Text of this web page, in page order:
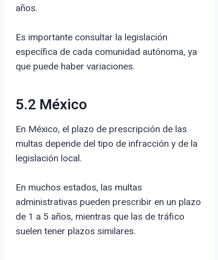
años.
Es importante consultar la legislación
específica de cada comunidad autónoma, ya
que puede haber variaciones.
5.2 México
En México, el plazo de prescripción de las
multas depende del tipo de infracción y de la
legislación local.
En muchos estados, las multas
administrativas pueden prescribir en un plazo
de 1 a 5 años, mientras que las de tráfico
suelen tener plazos similares.